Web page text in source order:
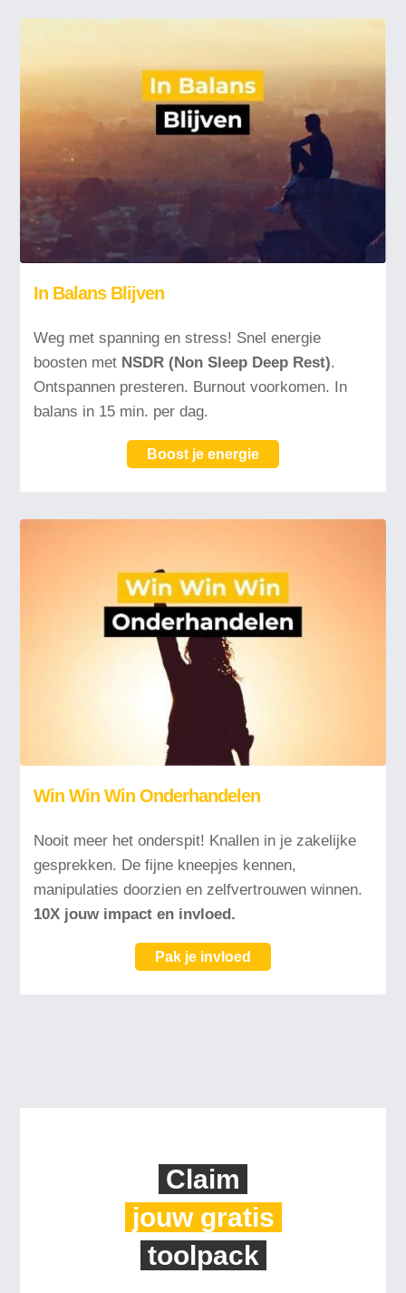
In Balans Blijven
Weg met spanning en stress! Snel energie
boosten met NSDR (Non Sleep Deep Rest).
Ontspannen presteren. Burnout voorkomen. In
balans in 15 min. per dag.
Boost je energie
Win Win Win Onderhandelen
Nooit meer het onderspit! Knallen in je zakelijke
gesprekken. De fijne kneepjes kennen,
manipulaties doorzien en zelfvertrouwen winnen.
10X jouw impact en invloed.
Pak je invloed
Claim
jouw gratis
toolpack